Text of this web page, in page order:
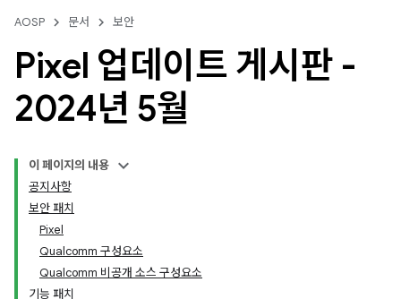
AOSP 문서 보안
Pixel 업데이트 게시판 -
2024년 5월
이 페이지의 내용
공지사항
보안 패치
Pixel
Qualcomm 구성요소
Qualcomm 비공개 소스 구성요소
기능 패치